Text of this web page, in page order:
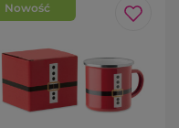
Nowość